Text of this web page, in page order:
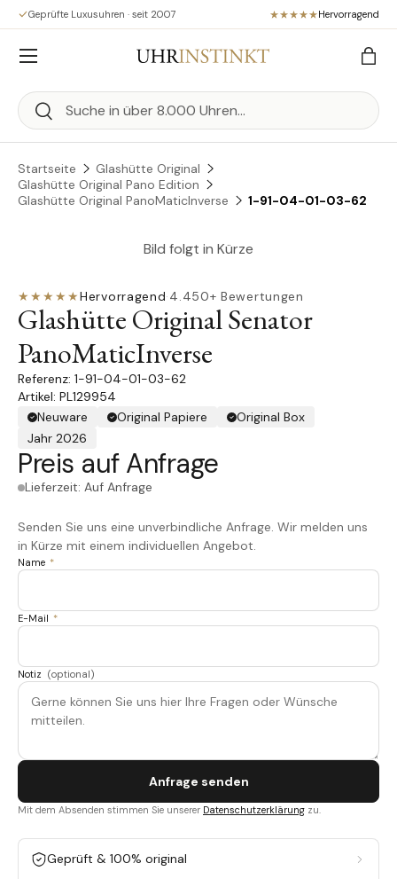
Direkt zum Inhalt
Geprüfte Luxusuhren · seit 2007 Hervorragend
Suchen
Suchen
Menü
Startseite
Glashütte Original
Glashütte Original Pano Edition
Glashütte Original PanoMaticInverse
1-91-04-01-03-62
Bild folgt in Kürze
★★★★★Hervorragend·4.450+ Bewertungen
Glashütte Original Senator
PanoMaticInverse
1-91-04-01-03-62
Artikel: PL129954
Neuware
Original Papiere
Original Box
Jahr 2026
Preis auf Anfrage
Lieferzeit: Auf Anfrage
Senden Sie uns eine unverbindliche Anfrage. Wir melden uns
in Kürze mit einem individuellen Angebot.
Name *
E-Mail *
Notiz (optional)
Anfrage senden
Mit dem Absenden stimmen Sie unserer Datenschutzerklärung zu.
Geprüft & 100% original